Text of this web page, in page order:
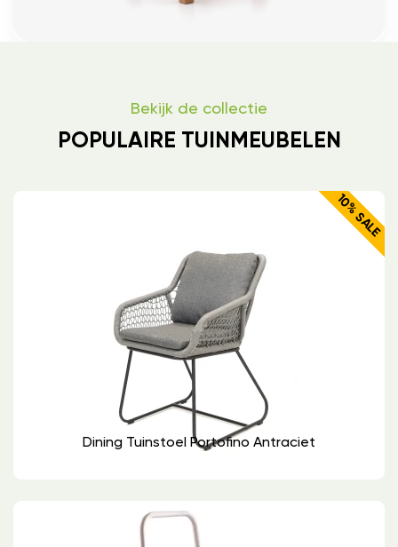
Bekijk de collectie
POPULAIRE TUINMEUBELEN
10% SALE
Dining Tuinstoel Portofino Antraciet